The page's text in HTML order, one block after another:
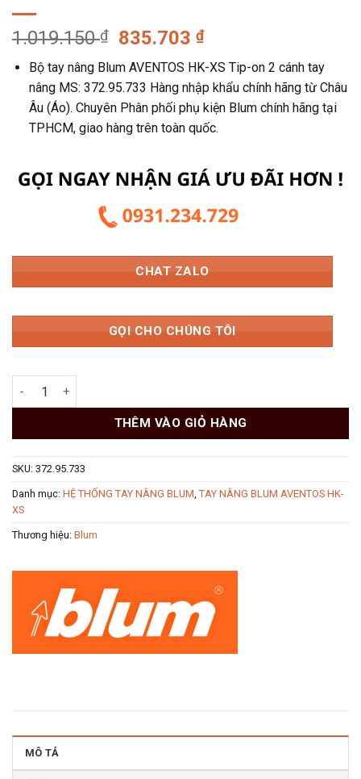
1.019.150₫
Giá
gốc
là:
1.019.150 ₫.
835.703₫Giá
hiện
tại
là:
835.703 ₫.
Bộ tay nâng Blum AVENTOS HK-XS Tip-on 2 cánh tay
nâng MS: 372.95.733 Hàng nhập khẩu chính hãng từ Châu
Âu (Áo). Chuyên Phân phối phụ kiện Blum chính hãng tại
TPHCM, giao hàng trên toàn quốc.
CHAT ZALO
GỌI CHO CHÚNG TÔI
Bộ Tay Nâng Blum AVENTOS HK-XS Tip-On 2 Cánh Tay Nâng
THÊM VÀO GIỎ HÀNG
SKU: 372.95.733
Danh mục: HỆ THỐNG TAY NÂNG BLUM, TAY NÂNG BLUM AVENTOS HK-
XS
Thương hiệu: Blum
MÔ TẢ